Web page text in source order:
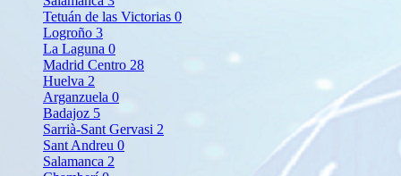
Tetuán de las Victorias 0
Logroño 3
La Laguna 0
Madrid Centro 28
Huelva 2
Arganzuela 0
Badajoz 5
Sarrià-Sant Gervasi 2
Sant Andreu 0
Salamanca 2